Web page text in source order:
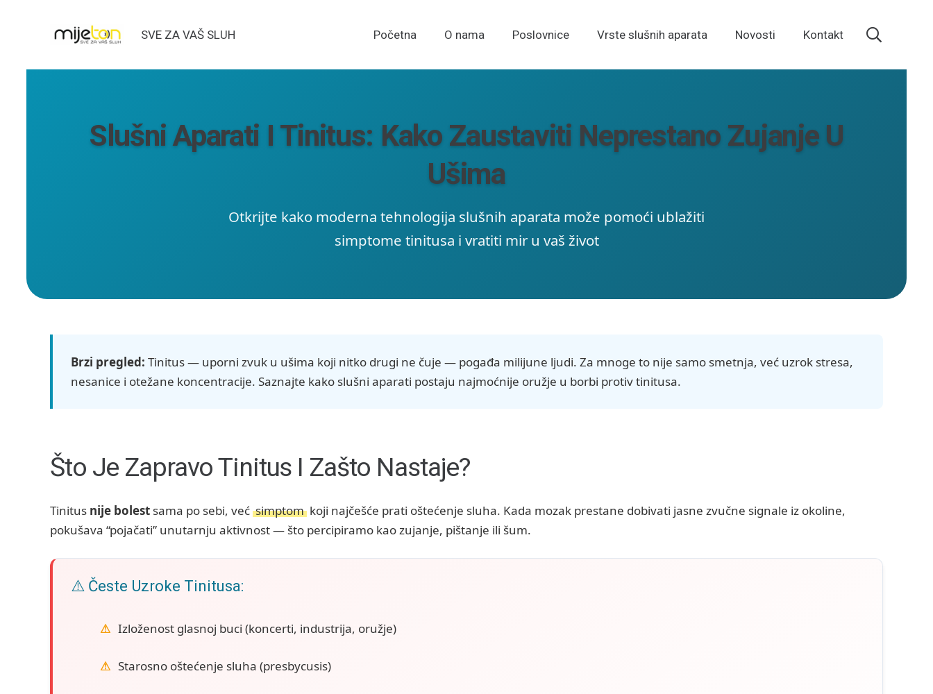
SVE ZA VAŠ SLUH Početna O nama Poslovnice Vrste slušnih aparata Novosti Kontakt
Slušni Aparati I Tinitus: Kako Zaustaviti Neprestano Zujanje U
Ušima
Otkrijte kako moderna tehnologija slušnih aparata može pomoći ublažiti
simptome tinitusa i vratiti mir u vaš život
Brzi pregled: Tinitus — uporni zvuk u ušima koji nitko drugi ne čuje — pogađa milijune ljudi. Za mnoge to nije samo smetnja, već uzrok stresa,
nesanice i otežane koncentracije. Saznajte kako slušni aparati postaju najmoćnije oružje u borbi protiv tinitusa.
Što Je Zapravo Tinitus I Zašto Nastaje?
Tinitus nije bolest sama po sebi, već simptom koji najčešće prati oštećenje sluha. Kada mozak prestane dobivati jasne zvučne signale iz okoline,
pokušava “pojačati” unutarnju aktivnost — što percipiramo kao zujanje, pištanje ili šum.
⚠️ Česte Uzroke Tinitusa:
Izloženost glasnoj buci (koncerti, industrija, oružje)
Starosno oštećenje sluha (presbycusis)